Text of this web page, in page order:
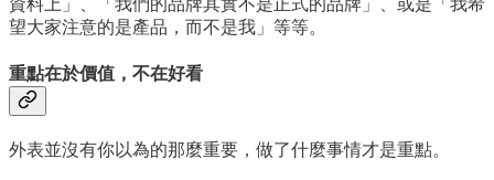
望大家注意的是產品，而不是我」等等。
重點在於價值，不在好看
外表並沒有你以為的那麼重要，做了什麼事情才是重點。